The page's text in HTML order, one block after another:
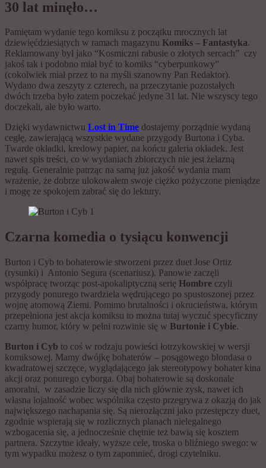
30 lat minęło…
Pamiętam wydanie tego komiksu z początku mrocznych lat
dziewięćdziesiątych w ramach magazynu Komiks – Fantastyka.
Reklamowany był jako “Kosmiczni rabusie o złotych sercach” czy
jakoś tak i podobno miał być to komiks “cyberpunkowy”
(cokolwiek miał przez to na myśli szanowny Pan Redaktor).
Wydano dwa zeszyty z czterech, na przeczytanie pozostałych
dwóch trzeba było zatem poczekać jedyne 31 lat. Nie wszyscy tego
doczekali, ale było warto.
Dzięki wydawnictwu Lost in Time dostajemy porządnie wydaną
cegłę, zawierającą wszystkie wydane przygody Burtona i Cyba.
Twarde okładki, kredowy papier, na końcu galeria okładek. Jest
nawet spis treści, co w wydaniach zbiorczych nie jest żelazną
regułą. Generalnie patrząc na samą już jakość wydania mam
wrażenie, że dobrze ulokowałem swoje ciężko pożyczone pieniądze
i mogę ze spokojem zabrać się do lektury.
Czarna komedia o tysiącu konwencji
Burton i Cyb to bohaterowie stworzeni przez duet Jose Ortiz
(rysunki) i Antonio Segura (scenariusz). Panowie zaczęli
współpracę tworząc post-apokaliptyczną serię Hombre czyli
przygody ponurego twardziela wędrującego po spustoszonej przez
wojnę atomową Ziemi. Pomimo brutalności i okrucieństwa, którym
przepełniona jest akcja komiksu to można tutaj wyczuć specyficzny
czarny humor, który w pełni rozwinie się w Burtonie i Cybie.
Burton i Cyb to coś w rodzaju powieści łotrzykowskiej w wersji
komiksowej. Mamy dwójkę bohaterów – posągowego blondasa o
kwadratowej szczęce, wyglądającego jak stereotypowy bohater kina
akcji oraz ponurego cyborga. Obaj bohaterowie są doskonale
amoralni, w zasadzie liczy się dla nich głównie zysk, nawet ich
własna lojalność wobec wspólnika często przegrywa z okazją do jak
największego nachapania się. Są nierozłączni jako przestępczy duet,
zgodnie wspierają się w rozlicznych planach nielegalnego
wzbogacenia się, a jednocześnie chętnie też bawią się kosztem
partnera. Szczytne ideały, wyższe cele, troska o bliźniego swego: w
tym wypadku możesz o tym zapomnieć, drogi czytelniku.